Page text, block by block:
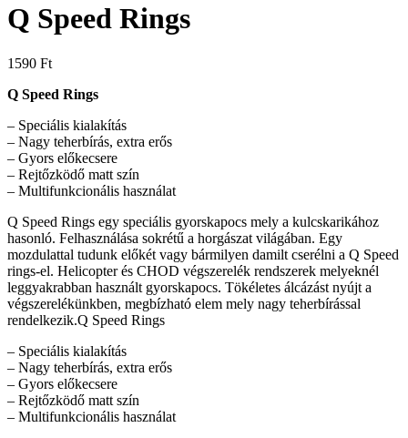
Q Speed Rings
1590 Ft
Q Speed Rings
– Speciális kialakítás
– Nagy teherbírás, extra erős
– Gyors előkecsere
– Rejtőzködő matt szín
– Multifunkcionális használat
Q Speed Rings egy speciális gyorskapocs mely a kulcskarikához
hasonló. Felhasználása sokrétű a horgászat világában. Egy
mozdulattal tudunk előkét vagy bármilyen damilt cserélni a Q Speed
rings-el. Helicopter és CHOD végszerelék rendszerek melyeknél
leggyakrabban használt gyorskapocs. Tökéletes álcázást nyújt a
végszerelékünkben, megbízható elem mely nagy teherbírással
rendelkezik.Q Speed Rings
– Speciális kialakítás
– Nagy teherbírás, extra erős
– Gyors előkecsere
– Rejtőzködő matt szín
– Multifunkcionális használat